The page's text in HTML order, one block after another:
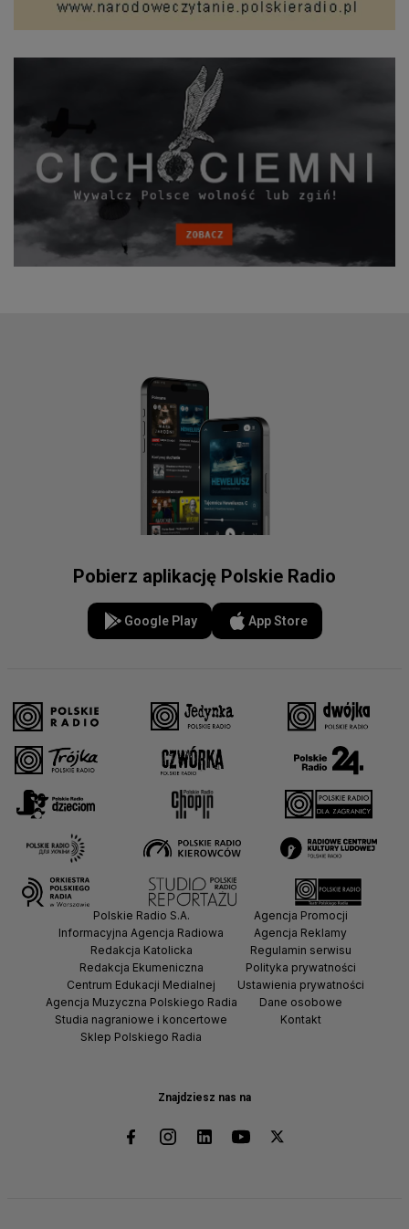
Pobierz aplikację Polskie Radio
Google Play App Store
Znajdziesz nas na
Polskie Radio S.A.
Informacyjna Agencja Radiowa
Redakcja Katolicka
Redakcja Ekumeniczna
Centrum Edukacji Medialnej
Agencja Muzyczna Polskiego Radia
Studia nagraniowe i koncertowe
Sklep Polskiego Radia
Agencja Promocji
Agencja Reklamy
Regulamin serwisu
Polityka prywatności
Ustawienia prywatności
Dane osobowe
Kontakt